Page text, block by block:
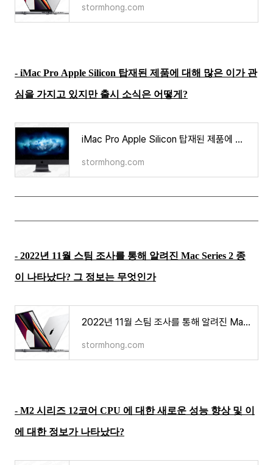
stormhong.com
- iMac Pro Apple Silicon 탑재된 제품에 대해 많은 이가 관
심을 가지고 있지만 출시 소식은 어떻게?
iMac Pro Apple Silicon 탑재된 제품에 대해 많은 이가 관심을 가지고 있지만 출시 소식은 어떻게?
stormhong.com
- 2022년 11월 스팀 조사를 통해 알려진 Mac Series 2 종
이 나타났다? 그 정보는 무엇인가
2022년 11월 스팀 조사를 통해 알려진 Mac Series 2 종이 나타났다? 그 정보는 무엇인가
stormhong.com
- M2 시리즈 12코어 CPU 에 대한 새로운 성능 향상 및 이
에 대한 정보가 나타났다?